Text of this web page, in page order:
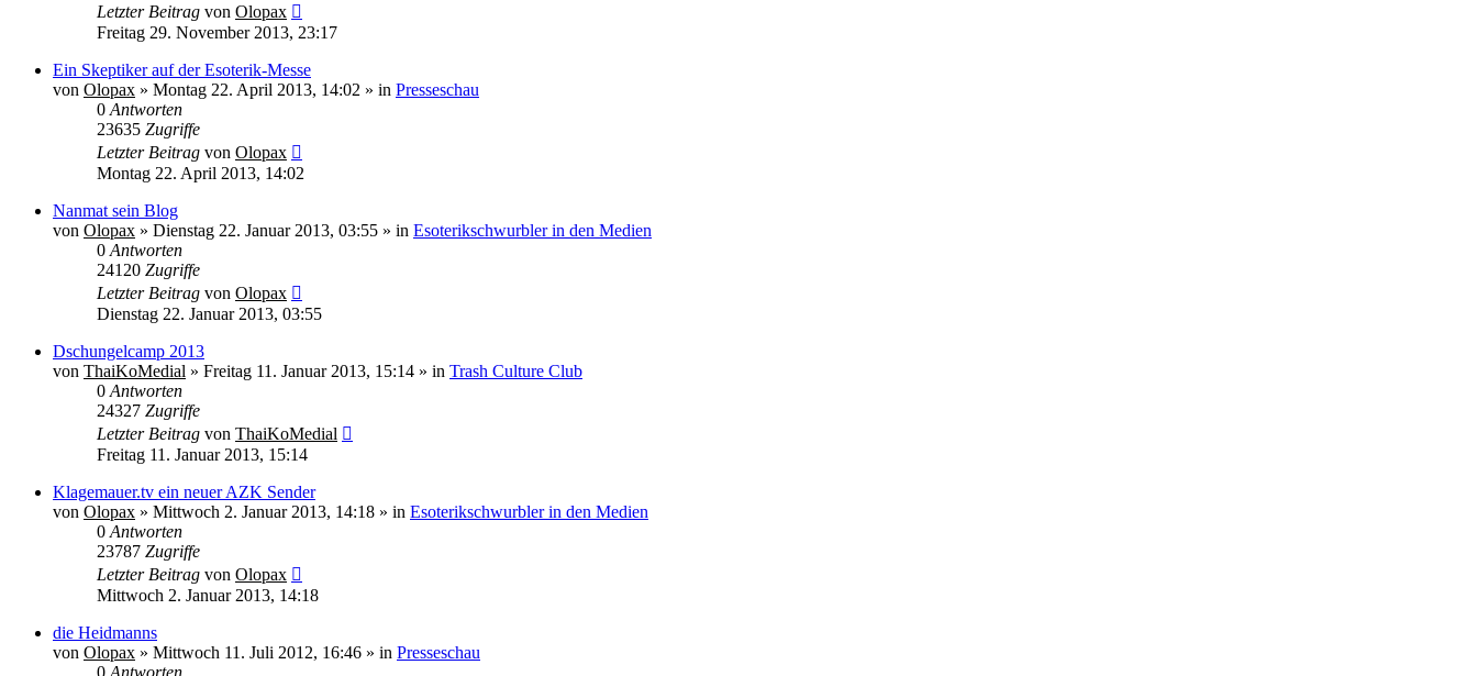
Letzter Beitrag von Olopax
Freitag 29. November 2013, 23:17
Ein Skeptiker auf der Esoterik-Messe
von Olopax » Montag 22. April 2013, 14:02 » in Presseschau
0 Antworten
23635 Zugriffe
Letzter Beitrag von Olopax
Montag 22. April 2013, 14:02
Nanmat sein Blog
von Olopax » Dienstag 22. Januar 2013, 03:55 » in Esoterikschwurbler in den Medien
0 Antworten
24120 Zugriffe
Letzter Beitrag von Olopax
Dienstag 22. Januar 2013, 03:55
Dschungelcamp 2013
von ThaiKoMedial » Freitag 11. Januar 2013, 15:14 » in Trash Culture Club
0 Antworten
24327 Zugriffe
Letzter Beitrag von ThaiKoMedial
Freitag 11. Januar 2013, 15:14
Klagemauer.tv ein neuer AZK Sender
von Olopax » Mittwoch 2. Januar 2013, 14:18 » in Esoterikschwurbler in den Medien
0 Antworten
23787 Zugriffe
Letzter Beitrag von Olopax
Mittwoch 2. Januar 2013, 14:18
die Heidmanns
von Olopax » Mittwoch 11. Juli 2012, 16:46 » in Presseschau
0 Antworten